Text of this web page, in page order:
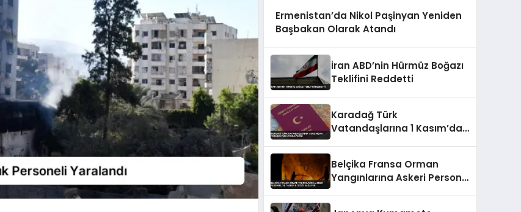
Ermenistan’da Nikol Paşinyan Yeniden
Başbakan Olarak Atandı
İran ABD’nin Hürmüz Boğazı
Teklifini Reddetti
Karadağ Türk
Vatandaşlarına 1 Kasım’dan
Belçika Fransa Orman
Yangınlarına Askeri Personel